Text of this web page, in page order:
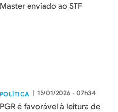
Master enviado ao STF
POLÍTICA | 15/01/2026 - 07h34
PGR é favorável à leitura de